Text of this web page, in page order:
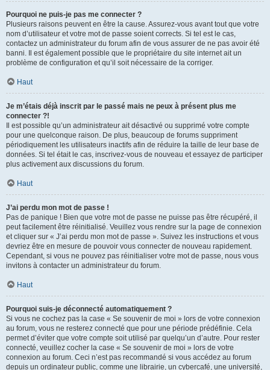
Pourquoi ne puis-je pas me connecter ?
Plusieurs raisons peuvent en être la cause. Assurez-vous avant tout que votre
nom d’utilisateur et votre mot de passe soient corrects. Si tel est le cas,
contactez un administrateur du forum afin de vous assurer de ne pas avoir été
banni. Il est également possible que le propriétaire du site internet ait un
problème de configuration et qu’il soit nécessaire de la corriger.
Haut
Je m’étais déjà inscrit par le passé mais ne peux à présent plus me
connecter ?!
Il est possible qu’un administrateur ait désactivé ou supprimé votre compte
pour une quelconque raison. De plus, beaucoup de forums suppriment
périodiquement les utilisateurs inactifs afin de réduire la taille de leur base de
données. Si tel était le cas, inscrivez-vous de nouveau et essayez de participer
plus activement aux discussions du forum.
Haut
J’ai perdu mon mot de passe !
Pas de panique ! Bien que votre mot de passe ne puisse pas être récupéré, il
peut facilement être réinitialisé. Veuillez vous rendre sur la page de connexion
et cliquer sur « J’ai perdu mon mot de passe ». Suivez les instructions et vous
devriez être en mesure de pouvoir vous connecter de nouveau rapidement.
Cependant, si vous ne pouvez pas réinitialiser votre mot de passe, nous vous
invitons à contacter un administrateur du forum.
Haut
Pourquoi suis-je déconnecté automatiquement ?
Si vous ne cochez pas la case « Se souvenir de moi » lors de votre connexion
au forum, vous ne resterez connecté que pour une période prédéfinie. Cela
permet d’éviter que votre compte soit utilisé par quelqu’un d’autre. Pour rester
connecté, veuillez cocher la case « Se souvenir de moi » lors de votre
connexion au forum. Ceci n’est pas recommandé si vous accédez au forum
depuis un ordinateur public, comme une librairie, un cybercafé, une université,